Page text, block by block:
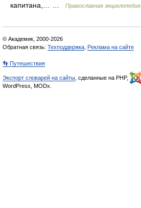
капитана,… …
Православная энциклопедия
© Академик, 2000-2026
Обратная связь: Техподдержка Реклама на сайте
👣 Путешествия
Экспорт словарей на сайты , сделанные на PHP,
WordPress, MODx.